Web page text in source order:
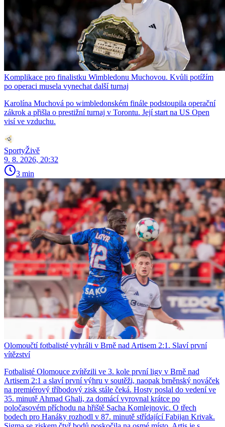
Komplikace pro finalistku Wimbledonu Muchovou. Kvůli potížím
po operaci musela vynechat další turnaj
Karolína Muchová po wimbledonském finále podstoupila operační
zákrok a přišla o prestižní turnaj v Torontu. Její start na US Open
visí ve vzduchu.
SportyŽivě
9. 8. 2026, 20:32
3 min
Olomoučtí fotbalisté vyhráli v Brně nad Artisem 2:1. Slaví první
vítězství
Fotbalisté Olomouce zvítězili ve 3. kole první ligy v Brně nad
Artisem 2:1 a slaví první výhru v soutěži, naopak brněnský nováček
na premiérový tříbodový zisk stále čeká. Hosty poslal do vedení ve
35. minutě Ahmad Ghali, za domácí vyrovnal krátce po
poločasovém příchodu na hřiště Sacha Komlejnovic. O třech
bodech pro Hanáky rozhodl v 87. minutě střídající Fabijan Krivak.